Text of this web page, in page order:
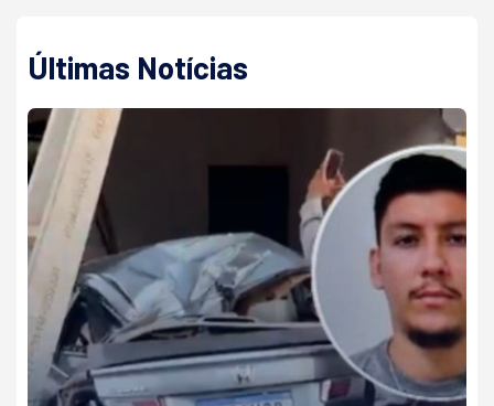
Últimas Notícias